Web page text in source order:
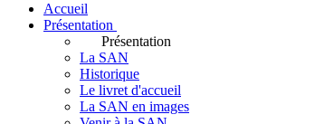
Accueil
Présentation
Présentation
La SAN
Historique
Le livret d'accueil
La SAN en images